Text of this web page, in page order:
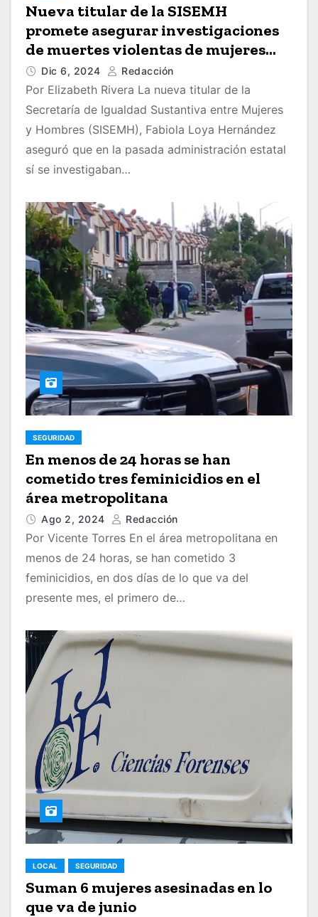
Nueva titular de la SISEMH
promete asegurar investigaciones
de muertes violentas de mujeres
como feminicidios
Dic 6, 2024 Redacción
Por Elizabeth Rivera La nueva titular de la
Secretaría de Igualdad Sustantiva entre Mujeres
y Hombres (SISEMH), Fabiola Loya Hernández
aseguró que en la pasada administración estatal
sí se investigaban…
SEGURIDAD
En menos de 24 horas se han
cometido tres feminicidios en el
área metropolitana
Ago 2, 2024 Redacción
Por Vicente Torres En el área metropolitana en
menos de 24 horas, se han cometido 3
feminicidios, en dos días de lo que va del
presente mes, el primero de…
LOCAL SEGURIDAD
Suman 6 mujeres asesinadas en lo
que va de junio